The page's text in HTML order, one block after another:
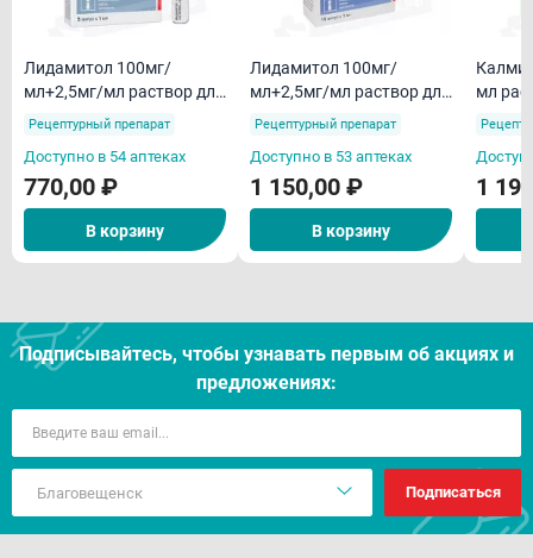
Лидамитол 100мг/
мл+2,5мг/мл раствор для
внутримышечного
Рецептурный препарат
Доступно в 54 аптеках
770,00 ₽
В корзину
Лидамитол 100мг/
мл+2,5мг/мл раствор для
внутримышечного
Рецептурный препарат
Доступно в 53 аптеках
1 150,00 ₽
В корзину
мл
1
Подписывайтесь, чтобы узнавать первым об акцияx и
предложениях:
Подписаться